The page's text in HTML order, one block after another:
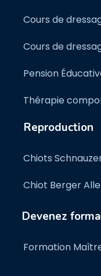
Cours de
Cours de
Pension
Thérapie
Reproduction
Chiots
Chiot Berger
Devenez
Formation